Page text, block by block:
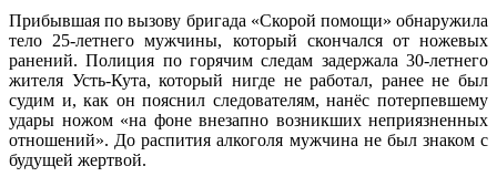
Прибывшая по вызову бригада «Скорой помощи» обнаружила
тело 25-летнего мужчины, который скончался от ножевых
ранений. Полиция по горячим следам задержала 30-летнего
жителя Усть-Кута, который нигде не работал, ранее не был
судим и, как он пояснил следователям, нанёс потерпевшему
удары ножом «на фоне внезапно возникших неприязненных
отношений». До распития алкоголя мужчина не был знаком с
будущей жертвой.